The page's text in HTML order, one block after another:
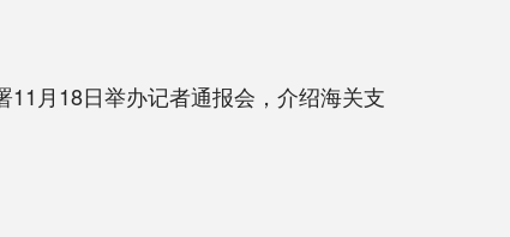
月18日举办记者通报会，介绍海关支